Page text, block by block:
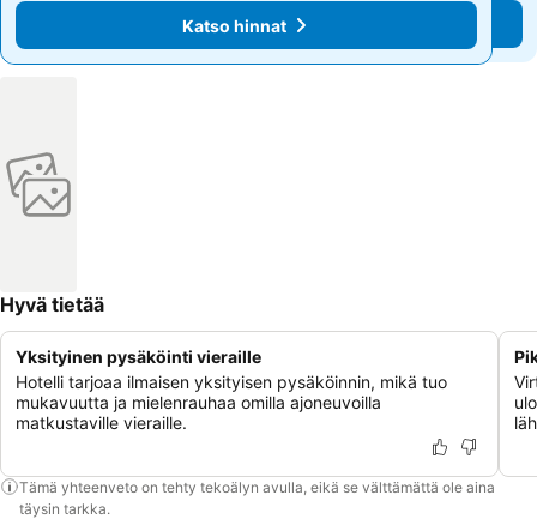
Katso hinnat
Katso hinnat
Hyvä tietää
Yksityinen pysäköinti vieraille
Hotelli tarjoaa ilmaisen yksityisen pysäköinnin, mikä tuo
mukavuutta ja mielenrauhaa omilla ajoneuvoilla
matkustaville vieraille.
Tämä yhteenveto on tehty tekoälyn avulla, eikä se välttämättä ole aina
täysin tarkka.